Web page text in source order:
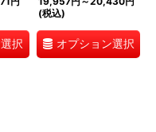
択
(税込)
オプション選択